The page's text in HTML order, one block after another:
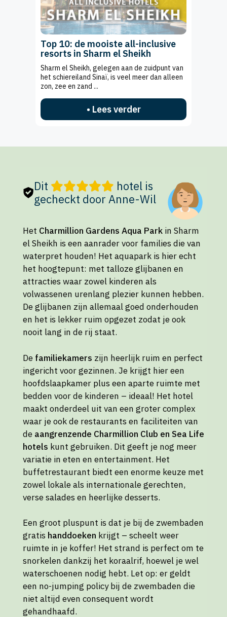
Top 10: de mooiste all-inclusive
resorts in Sharm el Sheikh
Sharm el Sheikh, gelegen aan de zuidpunt van
het schiereiland Sinaï, is veel meer dan alleen
zon, zee en zand ...
• Lees verder
Dit
hotel is
gecheckt door Anne-Wil
Het Charmillion Gardens Aqua Park in Sharm
el Sheikh is een aanrader voor families die van
waterpret houden! Het aquapark is hier echt
het hoogtepunt: met talloze glijbanen en
attracties waar zowel kinderen als
volwassenen urenlang plezier kunnen hebben.
De glijbanen zijn allemaal goed onderhouden
en het is lekker ruim opgezet zodat je ook
nooit lang in de rij staat.
De familiekamers zijn heerlijk ruim en perfect
ingericht voor gezinnen. Je krijgt hier een
hoofdslaapkamer plus een aparte ruimte met
bedden voor de kinderen – ideaal! Het hotel
maakt onderdeel uit van een groter complex
waar je ook de restaurants en faciliteiten van
de aangrenzende Charmillion Club en Sea Life
hotels kunt gebruiken. Dit geeft je nog meer
variatie in eten en entertainment. Het
buffetrestaurant biedt een enorme keuze met
zowel lokale als internationale gerechten,
verse salades en heerlijke desserts.
Een groot pluspunt is dat je bij de zwembaden
gratis handdoeken krijgt – scheelt weer
ruimte in je koffer! Het strand is perfect om te
snorkelen dankzij het koraalrif, hoewel je wel
waterschoenen nodig hebt. Let op: er geldt
een no-jumping policy bij de zwembaden die
niet altijd even consequent wordt
gehandhaafd.